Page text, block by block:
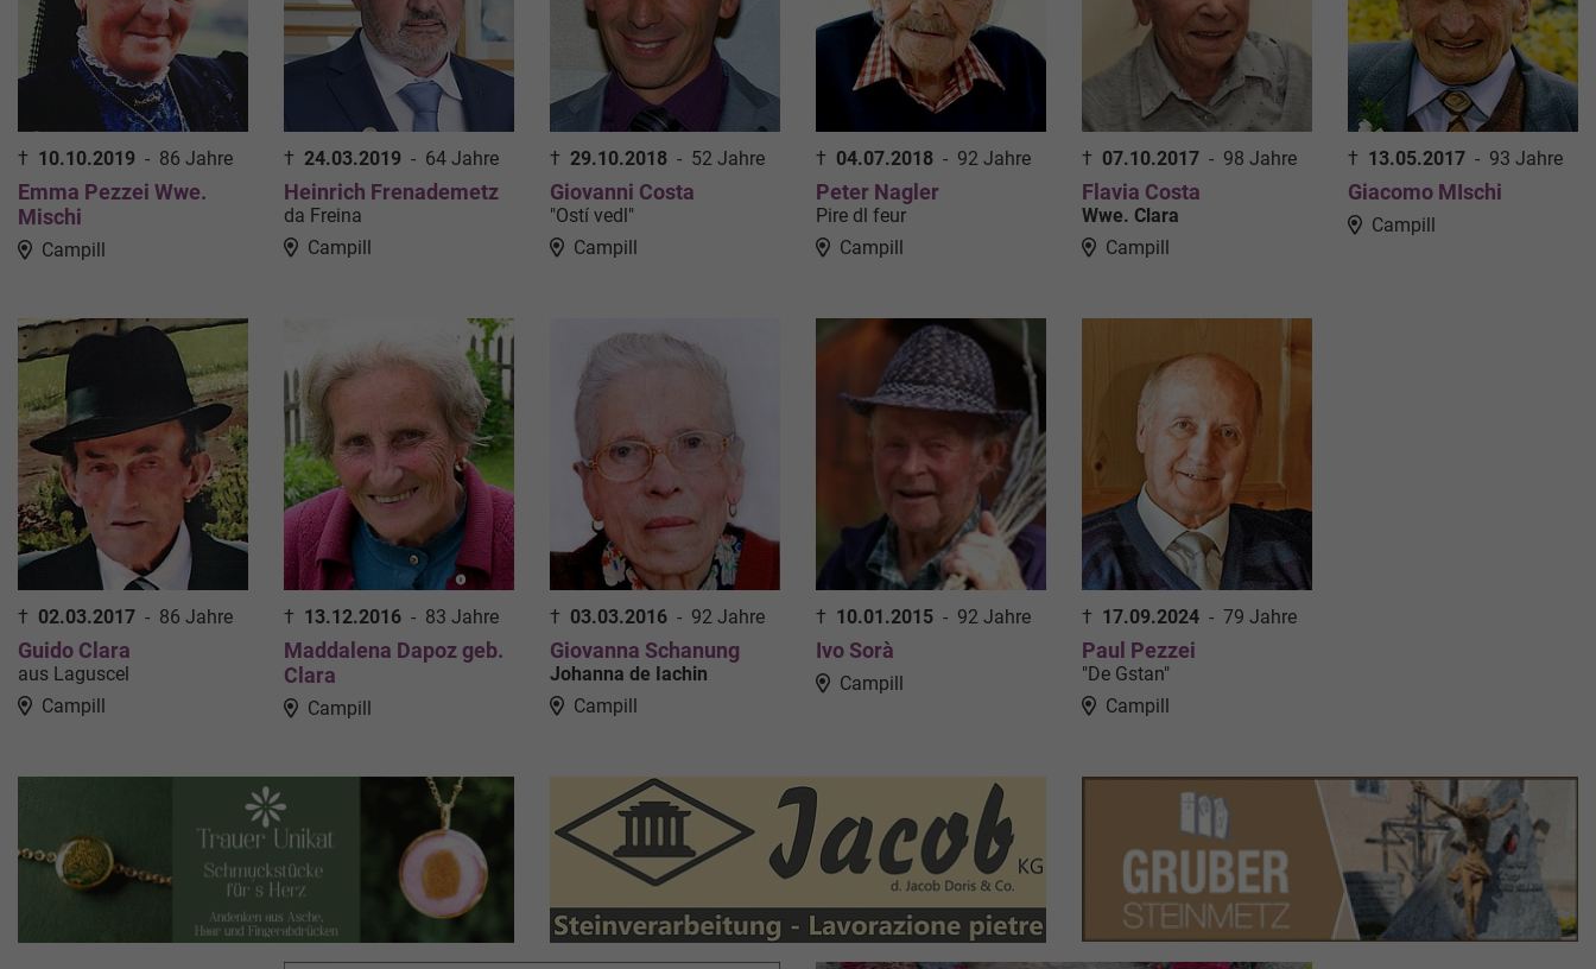
† 10.10.2019 - 86 Jahre
Emma Pezzei Wwe.
Mischi
Campill
† 24.03.2019 - 64 Jahre
Heinrich Frenademetz
da Freina
Campill
† 29.10.2018 - 52 Jahre
Giovanni Costa
"Ostí vedl"
Campill
† 04.07.2018 - 92 Jahre
Peter Nagler
Pire dl feur
Campill
† 07.10.2017 - 98 Jahre
Flavia Costa
Wwe. Clara
Campill
† 13.05.2017 - 93 Jahre
Giacomo MIschi
Campill
† 02.03.2017 - 86 Jahre
Guido Clara
aus Laguscel
Campill
† 13.12.2016 - 83 Jahre
Maddalena Dapoz geb.
Clara
Campill
† 03.03.2016 - 92 Jahre
Giovanna Schanung
Johanna de Iachin
Campill
† 10.01.2015 - 92 Jahre
Ivo Sorà
Campill
† 17.09.2024 - 79 Jahre
Paul Pezzei
"De Gstan"
Campill